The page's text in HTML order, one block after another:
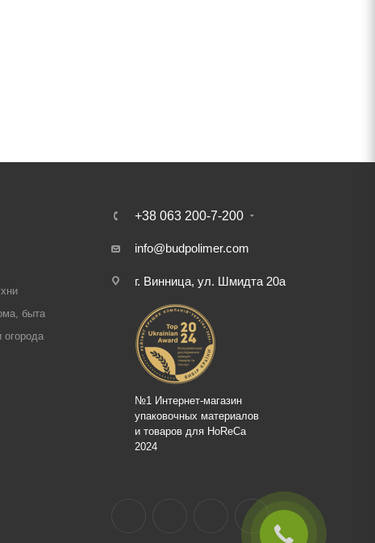
быта
+38 063 200-7-200
info@budpolimer.com
г. Винница, ул. Шмидта 20а
№1 Интернет-магазин
упаковочных материалов
и товаров для HoReCa
2024